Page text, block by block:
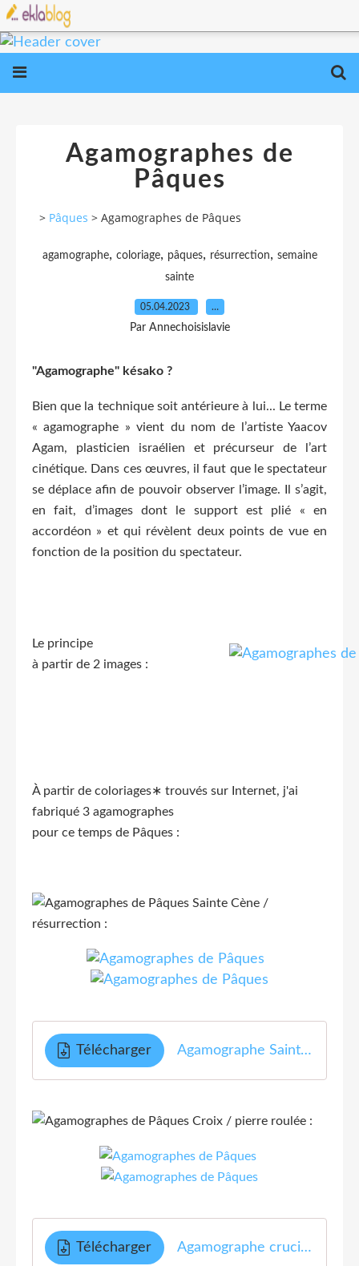
Agamographes de
Pâques
> Pâques > Agamographes de Pâques
agamographe, coloriage, pâques, résurrection, semaine
sainte
05.04.2023 …
Par Annechoisislavie
"Agamographe" késako ?
Bien que la technique soit antérieure à lui... Le terme
« agamographe » vient du nom de l’artiste Yaacov
Agam, plasticien israélien et précurseur de l’art
cinétique. Dans ces œuvres, il faut que le spectateur
se déplace afin de pouvoir observer l’image. Il s’agit,
en fait, d’images dont le support est plié « en
accordéon » et qui révèlent deux points de vue en
fonction de la position du spectateur.
Le principe
à partir de 2 images :
À partir de coloriages∗ trouvés sur Internet, j'ai
fabriqué 3 agamographes
pour ce temps de Pâques :
Sainte Cène /
résurrection :
Télécharger Agamographe Sainte Cène et résurrection
Croix / pierre roulée :
Télécharger Agamographe crucifiction et résurrection